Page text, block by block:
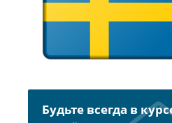
Будьте всегда в